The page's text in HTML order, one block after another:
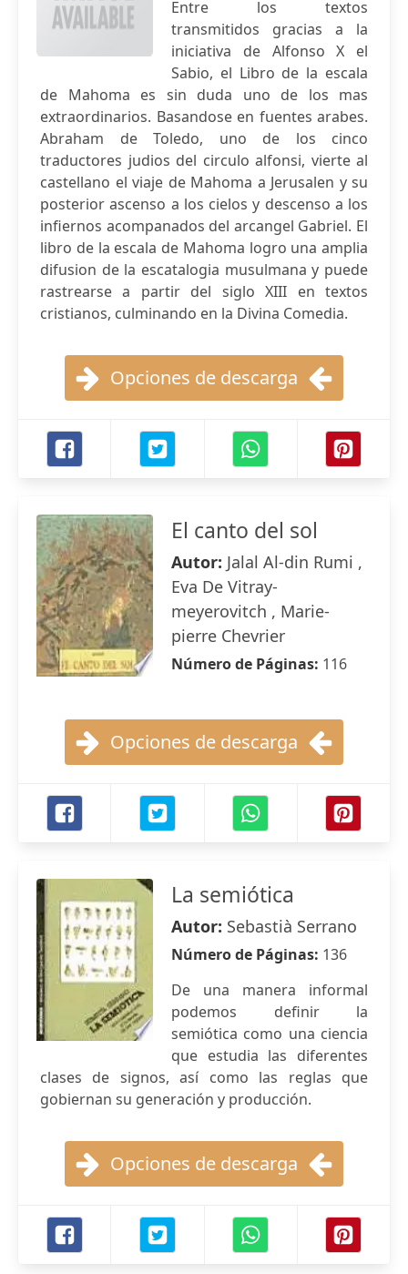
Entre los textos
transmitidos gracias a la
iniciativa de Alfonso X el
Sabio, el Libro de la escala
de Mahoma es sin duda uno de los mas
extraordinarios. Basandose en fuentes arabes.
Abraham de Toledo, uno de los cinco
traductores judios del circulo alfonsi, vierte al
castellano el viaje de Mahoma a Jerusalen y su
posterior ascenso a los cielos y descenso a los
infiernos acompanados del arcangel Gabriel. El
libro de la escala de Mahoma logro una amplia
difusion de la escatalogia musulmana y puede
rastrearse a partir del siglo XIII en textos
cristianos, culminando en la Divina Comedia.
Opciones de descarga
El canto del sol
Autor: Jalal Al-din Rumi ,
Eva De Vitray-
meyerovitch , Marie-
pierre Chevrier
Número de Páginas: 116
Opciones de descarga
La semiótica
Autor: Sebastià Serrano
Número de Páginas: 136
De una manera informal
podemos definir la
semiótica como una ciencia
que estudia las diferentes
clases de signos, así como las reglas que
gobiernan su generación y producción.
Opciones de descarga